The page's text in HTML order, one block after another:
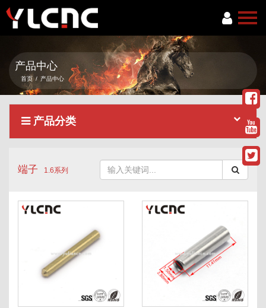
首页
关于我们
产品中心
新闻资讯
联系我们
产品中心
首页 / 产品中心
产品分类
端子 1.6系列